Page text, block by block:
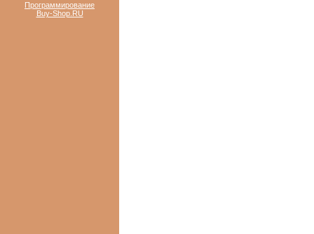
Программирование
Buy-Shop.RU